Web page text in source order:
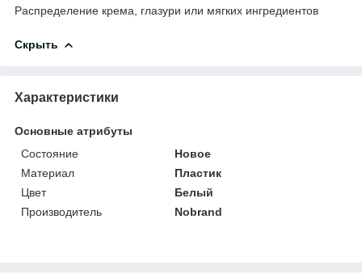
Распределение крема, глазури или мягких ингредиентов
Скрыть
Характеристики
Основные атрибуты
Состояние
Новое
Материал
Пластик
Цвет
Белый
Производитель
Nobrand